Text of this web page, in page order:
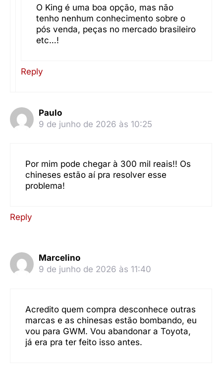
O King é uma boa opção, mas não
tenho nenhum conhecimento sobre o
pós venda, peças no mercado brasileiro
etc…!
Reply
Paulo
9 de junho de 2026 às 10:25
Por mim pode chegar à 300 mil reais!! Os
chineses estão aí pra resolver esse
problema!
Reply
Marcelino
9 de junho de 2026 às 11:40
Acredito quem compra desconhece outras
marcas e as chinesas estão bombando, eu
vou para GWM. Vou abandonar a Toyota,
já era pra ter feito isso antes.